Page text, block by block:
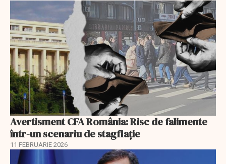
Avertisment CFA România: Risc de falimente
într-un scenariu de stagflație
11 FEBRUARIE 2026
EXCLUSIV